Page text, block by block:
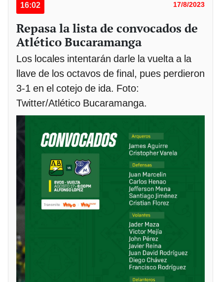
16:02 17/8/2023
Repasa la lista de convocados de
Atlético Bucaramanga
Los locales intentarán darle la vuelta a la
llave de los octavos de final, pues perdieron
3-1 en el cotejo de ida. Foto:
Twitter/Atlético Bucaramanga.